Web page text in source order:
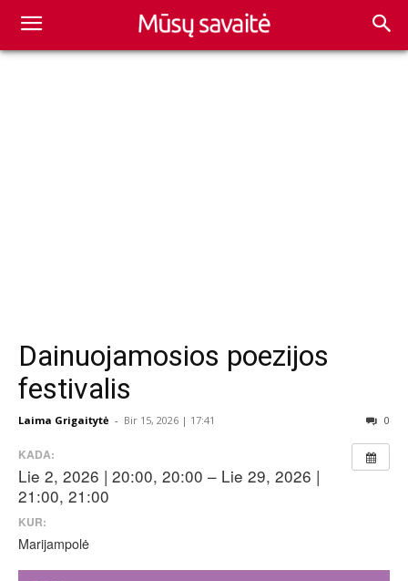
Dainuojamosios poezijos
festivalis
Laima Grigaitytė - Bir 15, 2026 | 17:41 0
KADA:
Lie 2, 2026 | 20:00, 20:00 – Lie 29, 2026 |
21:00, 21:00
KUR:
Marijampolė